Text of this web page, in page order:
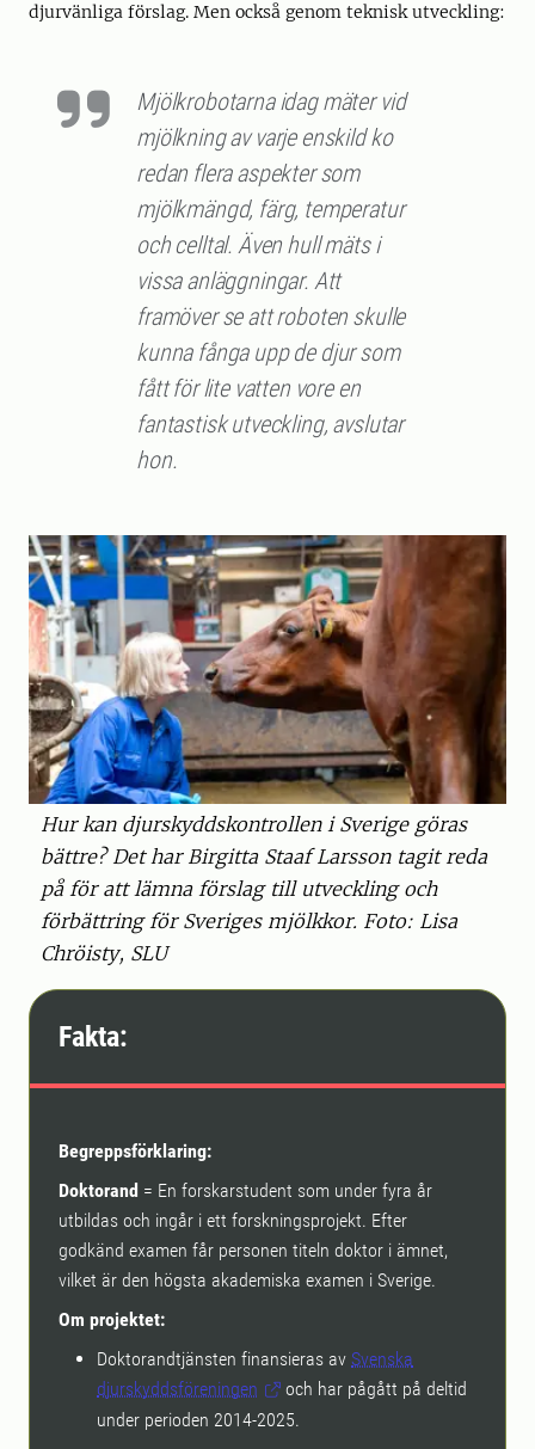
djurvänliga förslag. Men också genom teknisk utveckling:
Mjölkrobotarna idag mäter vid
mjölkning av varje enskild ko
redan flera aspekter som
mjölkmängd, färg, temperatur
och celltal. Även hull mäts i
vissa anläggningar. Att
framöver se att roboten skulle
kunna fånga upp de djur som
fått för lite vatten vore en
fantastisk utveckling, avslutar
hon.
Hur kan djurskyddskontrollen i Sverige göras
bättre? Det har Birgitta Staaf Larsson tagit reda
på för att lämna förslag till utveckling och
förbättring för Sveriges mjölkkor. Foto: Lisa
Chröisty, SLU
Fakta:
Begreppsförklaring:
Doktorand = En forskarstudent som under fyra år
utbildas och ingår i ett forskningsprojekt. Efter
godkänd examen får personen titeln doktor i ämnet,
vilket är den högsta akademiska examen i Sverige.
Om projektet:
Doktorandtjänsten finansieras av Svenska
djurskyddsföreningen
och har pågått på deltid
under perioden 2014-2025.